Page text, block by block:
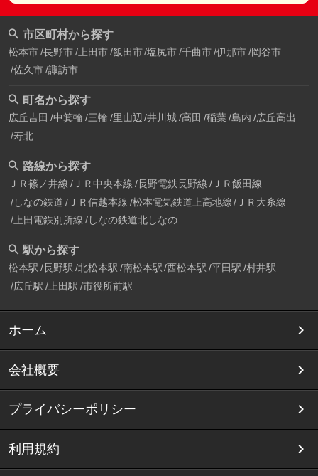
市区町村から探す
松本市 長野市 上田市 飯田市 塩尻市 千曲市 伊那市 岡谷市
佐久市 諏訪市
町名から探す
広丘吉田 中箕輪 三輪 里山辺 井川城 高田 稲葉 島内 広丘高出
寿北
路線から探す
ＪＲ篠ノ井線 ＪＲ中央本線 長野電鉄長野線 ＪＲ飯田線
しなの鉄道 ＪＲ信越本線 松本電気鉄道上高地線
ＪＲ大糸線
上田電鉄別所線 しなの鉄道北しなの
駅から探す
松本駅 長野駅 北松本駅 南松本駅 西松本駅 平田駅 村井駅
広丘駅 上田駅 市役所前駅
ホーム
会社概要
プライバシーポリシー
利用規約